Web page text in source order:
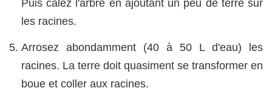
Puis calez l'arbre en ajoutant un peu de terre sur
les racines.
Arrosez abondamment (40 à 50 L d'eau) les
racines. La terre doit quasiment se transformer en
boue et coller aux racines.